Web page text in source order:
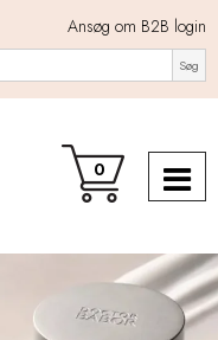
Ansøg om B2B login
Søg
0